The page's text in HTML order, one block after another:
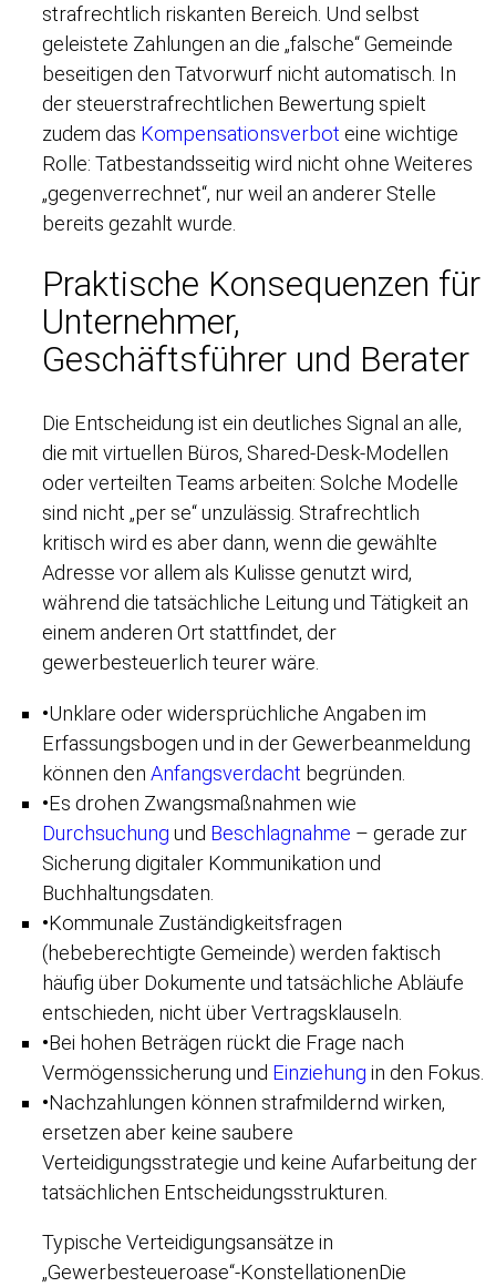
strafrechtlich riskanten Bereich. Und selbst
geleistete Zahlungen an die „falsche“ Gemeinde
beseitigen den Tatvorwurf nicht automatisch. In
der steuerstrafrechtlichen Bewertung spielt
zudem das Kompensationsverbot eine wichtige
Rolle: Tatbestandsseitig wird nicht ohne Weiteres
„gegenverrechnet“, nur weil an anderer Stelle
bereits gezahlt wurde.
Praktische Konsequenzen für
Unternehmer,
Geschäftsführer und Berater
Die Entscheidung ist ein deutliches Signal an alle,
die mit virtuellen Büros, Shared-Desk-Modellen
oder verteilten Teams arbeiten: Solche Modelle
sind nicht „per se“ unzulässig. Strafrechtlich
kritisch wird es aber dann, wenn die gewählte
Adresse vor allem als Kulisse genutzt wird,
während die tatsächliche Leitung und Tätigkeit an
einem anderen Ort stattfindet, der
gewerbesteuerlich teurer wäre.
•Unklare oder widersprüchliche Angaben im
Erfassungsbogen und in der Gewerbeanmeldung
können den Anfangsverdacht begründen.
•Es drohen Zwangsmaßnahmen wie
Durchsuchung und Beschlagnahme – gerade zur
Sicherung digitaler Kommunikation und
Buchhaltungsdaten.
•Kommunale Zuständigkeitsfragen
(hebeberechtigte Gemeinde) werden faktisch
häufig über Dokumente und tatsächliche Abläufe
entschieden, nicht über Vertragsklauseln.
•Bei hohen Beträgen rückt die Frage nach
Vermögenssicherung und Einziehung in den Fokus.
•Nachzahlungen können strafmildernd wirken,
ersetzen aber keine saubere
Verteidigungsstrategie und keine Aufarbeitung der
tatsächlichen Entscheidungsstrukturen.
Typische Verteidigungsansätze in
„Gewerbesteueroase“-KonstellationenDie